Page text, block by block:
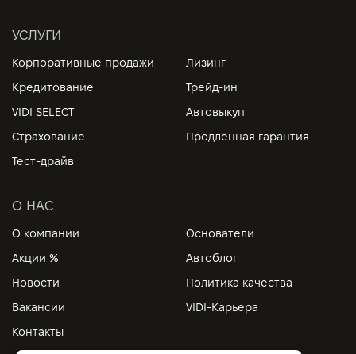
УСЛУГИ
Корпоративные продажи
Лизинг
Кредитование
Трейд-ин
VIDI SELECT
Автовыкуп
Страхование
Продлённая гарантия
Тест-драйв
О НАС
О компании
Основатели
Акции %
Автоблог
Новости
Политика качества
Вакансии
VIDI-Карьера
Контакты